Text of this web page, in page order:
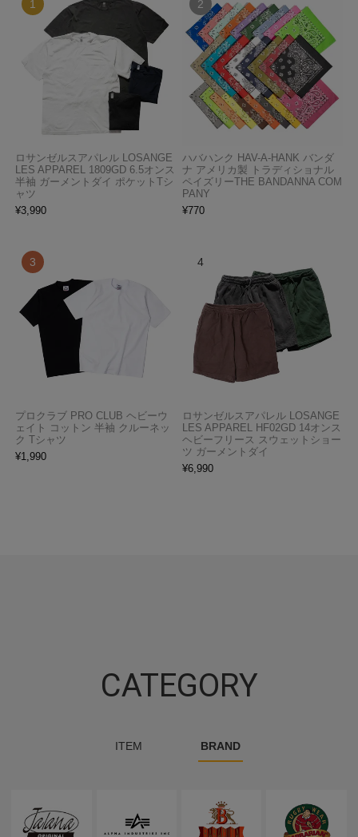
ロサンゼルスアパレル LOSANGE
LES APPAREL 1809GD 6.5オンス
半袖 ガーメントダイ ポケットTシ
ャツ
¥3,990
ハバハンク HAV-A-HANK バンダ
ナ アメリカ製 トラディショナル
ペイズリーTHE BANDANNA COM
PANY
¥770
プロクラブ PRO CLUB ヘビーウ
ェイト コットン 半袖 クルーネッ
ク Tシャツ
¥1,990
ロサンゼルスアパレル LOSANGE
LES APPAREL HF02GD 14オンス
ヘビーフリース スウェットショー
ツ ガーメントダイ
¥6,990
CATEGORY
ITEM BRAND